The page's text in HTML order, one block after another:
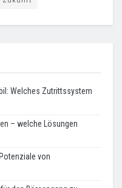
Welches Zutrittssystem
– welche Lösungen
von